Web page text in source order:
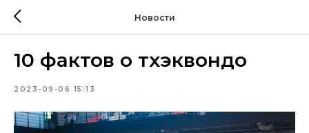
Новости
10 фактов о тхэквондо
2023-09-06 15:13